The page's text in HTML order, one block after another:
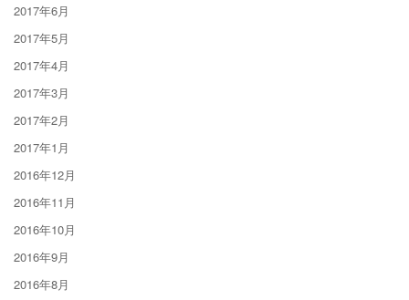
2017年6月
2017年5月
2017年4月
2017年3月
2017年2月
2017年1月
2016年12月
2016年11月
2016年10月
2016年9月
2016年8月